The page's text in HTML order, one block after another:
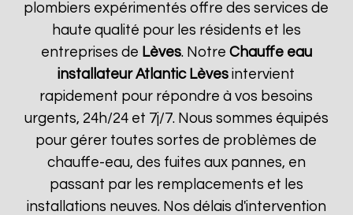
plombiers expérimentés offre des services de
haute qualité pour les résidents et les
entreprises de Lèves. Notre Chauffe eau
installateur Atlantic Lèves intervient
rapidement pour répondre à vos besoins
urgents, 24h/24 et 7j/7. Nous sommes équipés
pour gérer toutes sortes de problèmes de
chauffe-eau, des fuites aux pannes, en
passant par les remplacements et les
installations neuves. Nos délais d'intervention